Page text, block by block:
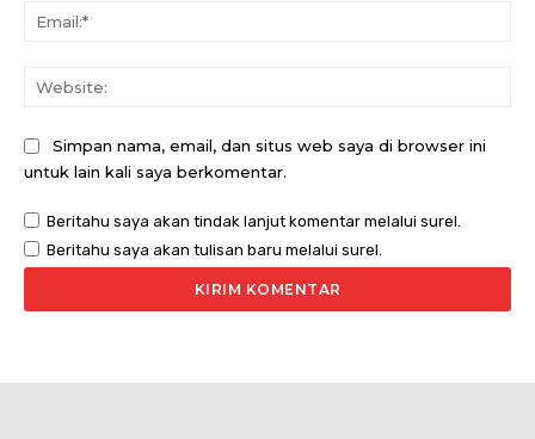
Simpan nama, email, dan situs web saya di browser ini
untuk lain kali saya berkomentar.
Beritahu saya akan tindak lanjut komentar melalui surel.
Beritahu saya akan tulisan baru melalui surel.